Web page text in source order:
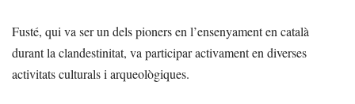
Fusté, qui va ser un dels pioners en l’ensenyament en català
durant la clandestinitat, va participar activament en diverses
activitats culturals i arqueològiques.